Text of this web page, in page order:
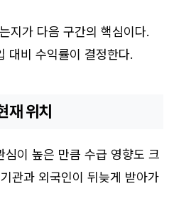
지가 다음 구간의 핵심이다.
대비 수익률이 결정한다.
재 위치
심이 높은 만큼 수급 영향도 크
관과 외국인이 뒤늦게 받아가